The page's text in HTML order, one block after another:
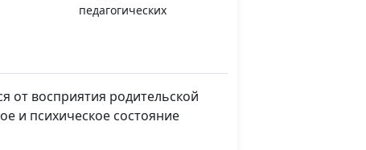
педагогических
ребенка
Анна Ронжина,
Степан Аваков,
от восприятия родительской
и психическое состояние